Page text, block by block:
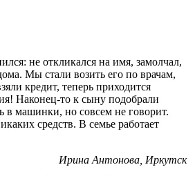
не откликался на имя, замолчал,
Мы стали возить его по врачам,
кредит, теперь приходится
Наконец-то к сыну подобрали
в машинки, но совсем не говорит.
средств. В семье работает
Ирина Антонова, Иркутск